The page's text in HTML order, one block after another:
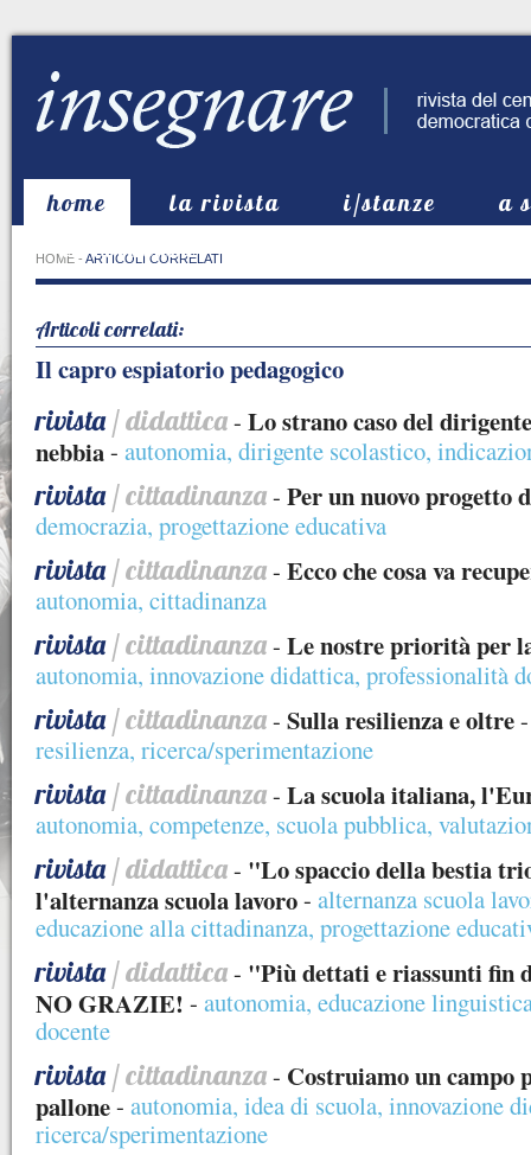
home la rivista i/stanze
a
in evidenza
HOME - ARTICOLI CORRELATI
Articoli correlati:
Il capro espiatorio pedagogico
rivista/ didattica- Lo strano caso del
nebbia- autonomia, dirigente scolastico,
rivista/ cittadinanza- Per un nuovo progetto
democrazia, progettazione educativa
rivista/ cittadinanza- Ecco che cosa va
autonomia, cittadinanza
rivista/ cittadinanza- Le nostre priorità per
autonomia, innovazione didattica, professionalità
rivista/ cittadinanza- Sulla resilienza e oltre
resilienza, ricerca/sperimentazione
rivista/ cittadinanza- La scuola italiana,
autonomia, competenze, scuola pubblica,
rivista/ didattica- "Lo spaccio della bestia
l'alternanza scuola lavoro- alternanza scuola
educazione alla cittadinanza, progettazione
rivista/ didattica- "Più dettati e riassunti fin
NO GRAZIE! - autonomia, educazione
docente
rivista/ cittadinanza- Costruiamo un campo
pallone- autonomia, idea di scuola, innovazione
ricerca/sperimentazione